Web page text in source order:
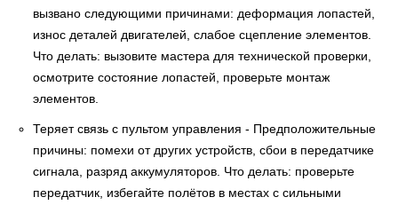
вызвано следующими причинами: деформация лопастей,
износ деталей двигателей, слабое сцепление элементов.
Что делать: вызовите мастера для технической проверки,
осмотрите состояние лопастей, проверьте монтаж
элементов.
Теряет связь с пультом управления - Предположительные
причины: помехи от других устройств, сбои в передатчике
сигнала, разряд аккумуляторов. Что делать: проверьте
передатчик, избегайте полётов в местах с сильными